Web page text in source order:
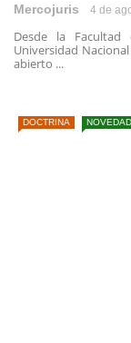
Mercojuris 4 de
Desde la Facultad
Universidad
abierto ...
DOCTRINA